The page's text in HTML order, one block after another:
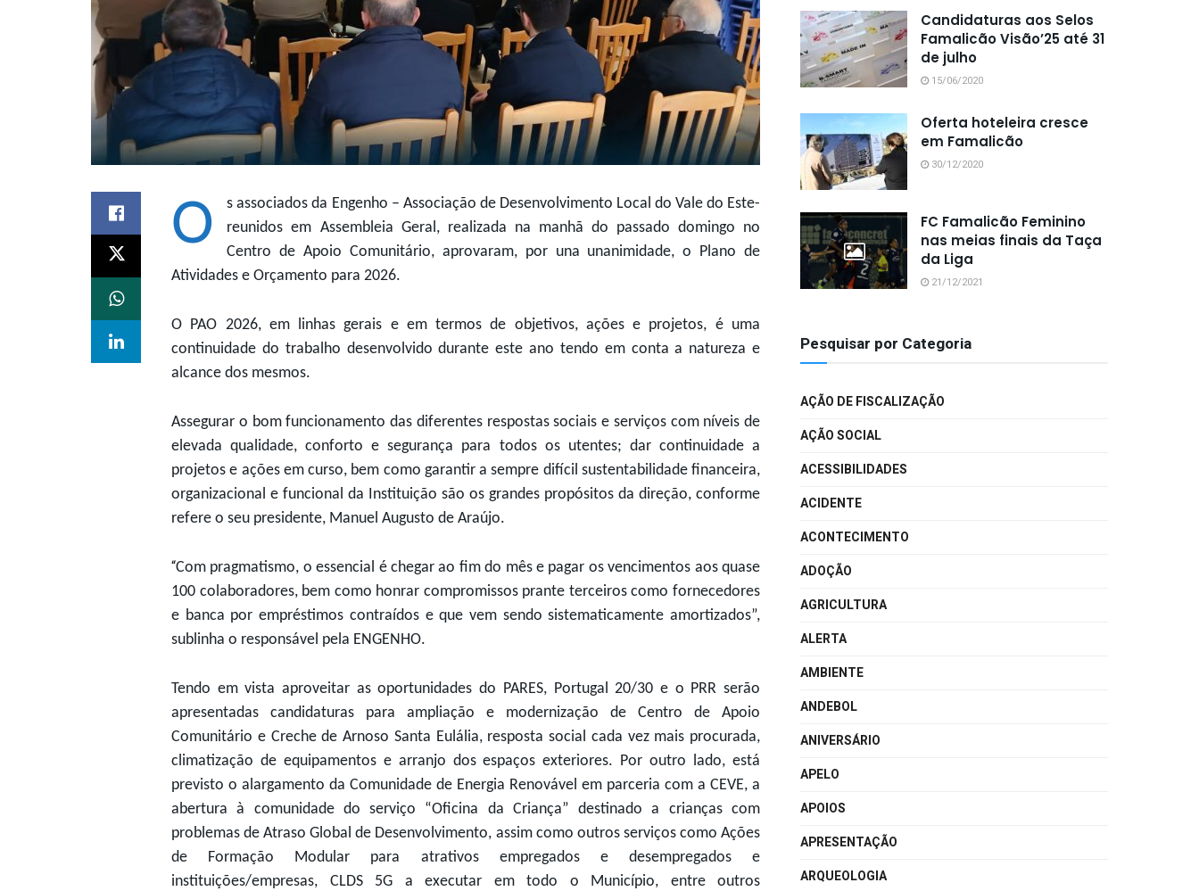
O
s associados da Engenho – Associação de Desenvolvimento Local do Vale do Este-
reunidos em Assembleia Geral, realizada na manhã do passado domingo no
Centro de Apoio Comunitário, aprovaram, por una unanimidade, o Plano de
Atividades e Orçamento para 2026.
O PAO 2026, em linhas gerais e em termos de objetivos, ações e projetos, é uma
continuidade do trabalho desenvolvido durante este ano tendo em conta a natureza e
alcance dos mesmos.
Assegurar o bom funcionamento das diferentes respostas sociais e serviços com níveis de
elevada qualidade, conforto e segurança para todos os utentes; dar continuidade a
projetos e ações em curso, bem como garantir a sempre difícil sustentabilidade financeira,
organizacional e funcional da Instituição são os grandes propósitos da direção, conforme
refere o seu presidente, Manuel Augusto de Araújo.
“Com pragmatismo, o essencial é chegar ao fim do mês e pagar os vencimentos aos quase
100 colaboradores, bem como honrar compromissos prante terceiros como fornecedores
e banca por empréstimos contraídos e que vem sendo sistematicamente amortizados”,
sublinha o responsável pela ENGENHO.
Tendo em vista aproveitar as oportunidades do PARES, Portugal 20/30 e o PRR serão
apresentadas candidaturas para ampliação e modernização de Centro de Apoio
Comunitário e Creche de Arnoso Santa Eulália, resposta social cada vez mais procurada,
climatização de equipamentos e arranjo dos espaços exteriores. Por outro lado, está
previsto o alargamento da Comunidade de Energia Renovável em parceria com a CEVE, a
abertura à comunidade do serviço “Oficina da Criança” destinado a crianças com
problemas de Atraso Global de Desenvolvimento, assim como outros serviços como Ações
de Formação Modular para atrativos empregados e desempregados e
instituições/empresas, CLDS 5G a executar em todo o Município, entre outros
Candidaturas aos Selos
Famalicão Visão’25 até 31
de julho
15/06/2020
Oferta hoteleira cresce
em Famalicão
30/12/2020
FC Famalicão Feminino
nas meias finais da Taça
da Liga
21/12/2021
Pesquisar por Categoria
AÇÃO DE FISCALIZAÇÃO
AÇÃO SOCIAL
ACESSIBILIDADES
ACIDENTE
ACONTECIMENTO
ADOÇÃO
AGRICULTURA
ALERTA
AMBIENTE
ANDEBOL
ANIVERSÁRIO
APELO
APOIOS
APRESENTAÇÃO
ARQUEOLOGIA